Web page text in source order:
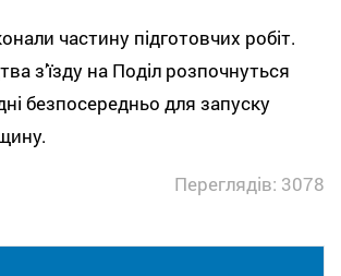
частину підготовчих робіт.
з’їзду на Поділ розпочнуться
безпосередньо для запуску
Переглядів: 3078